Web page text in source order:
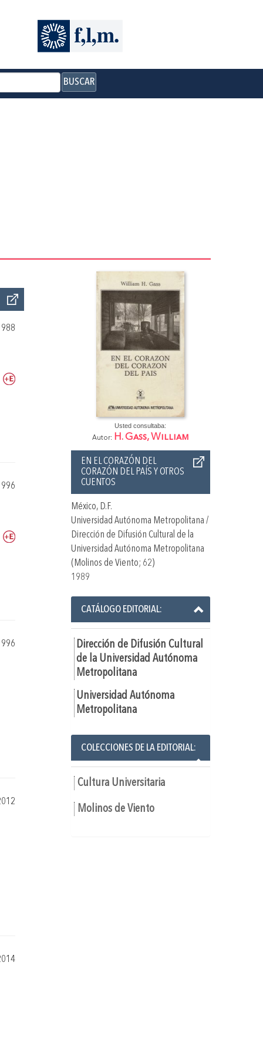
BUSCAR
Usted consultaba:
Autor: H. Gass, William
EN EL CORAZÓN DEL
CORAZÓN DEL PAÍS Y OTROS
CUENTOS
México, D.F.
Universidad Autónoma Metropolitana /
Dirección de Difusión Cultural de la
Universidad Autónoma Metropolitana
(Molinos de Viento; 62)
1989
CATÁLOGO EDITORIAL:
Dirección de Difusión Cultural
de la Universidad Autónoma
Metropolitana
Universidad Autónoma
Metropolitana
COLECCIONES DE LA EDITORIAL:
Cultura Universitaria
Molinos de Viento